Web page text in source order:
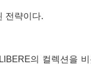
전략이다.
의 컬렉션을